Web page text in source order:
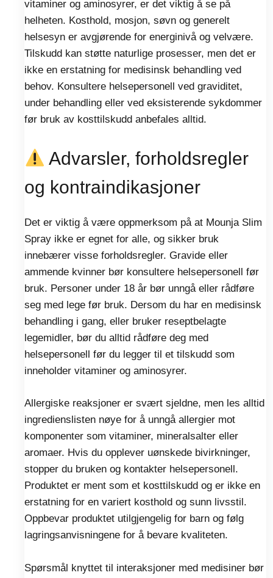
vitaminer og aminosyrer, er det viktig å se på
helheten. Kosthold, mosjon, søvn og generelt
helsesyn er avgjørende for energinivå og velvære.
Tilskudd kan støtte naturlige prosesser, men det er
ikke en erstatning for medisinsk behandling ved
behov. Konsultere helsepersonell ved graviditet,
under behandling eller ved eksisterende sykdommer
før bruk av kosttilskudd anbefales alltid.
Advarsler, forholdsregler
og kontraindikasjoner
Det er viktig å være oppmerksom på at Mounja Slim
Spray ikke er egnet for alle, og sikker bruk
innebærer visse forholdsregler. Gravide eller
ammende kvinner bør konsultere helsepersonell før
bruk. Personer under 18 år bør unngå eller rådføre
seg med lege før bruk. Dersom du har en medisinsk
behandling i gang, eller bruker reseptbelagte
legemidler, bør du alltid rådføre deg med
helsepersonell før du legger til et tilskudd som
inneholder vitaminer og aminosyrer.
Allergiske reaksjoner er svært sjeldne, men les alltid
ingredienslisten nøye for å unngå allergier mot
komponenter som vitaminer, mineralsalter eller
aromaer. Hvis du opplever uønskede bivirkninger,
stopper du bruken og kontakter helsepersonell.
Produktet er ment som et kosttilskudd og er ikke en
erstatning for en variert kosthold og sunn livsstil.
Oppbevar produktet utilgjengelig for barn og følg
lagringsanvisningene for å bevare kvaliteten.
Spørsmål knyttet til interaksjoner med medisiner bør